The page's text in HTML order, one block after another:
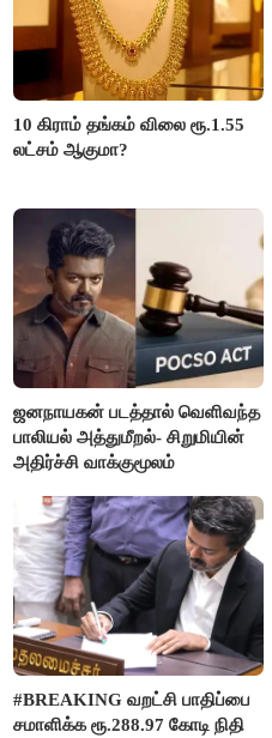
10 கிராம் தங்கம் விலை ரூ.1.55
லட்சம் ஆகுமா?
ஜனநாயகன் படத்தால் வெளிவந்த
பாலியல் அத்துமீறல்- சிறுமியின்
அதிர்ச்சி வாக்குமூலம்
#BREAKING வறட்சி பாதிப்பை
சமாளிக்க ரூ.288.97 கோடி நிதி